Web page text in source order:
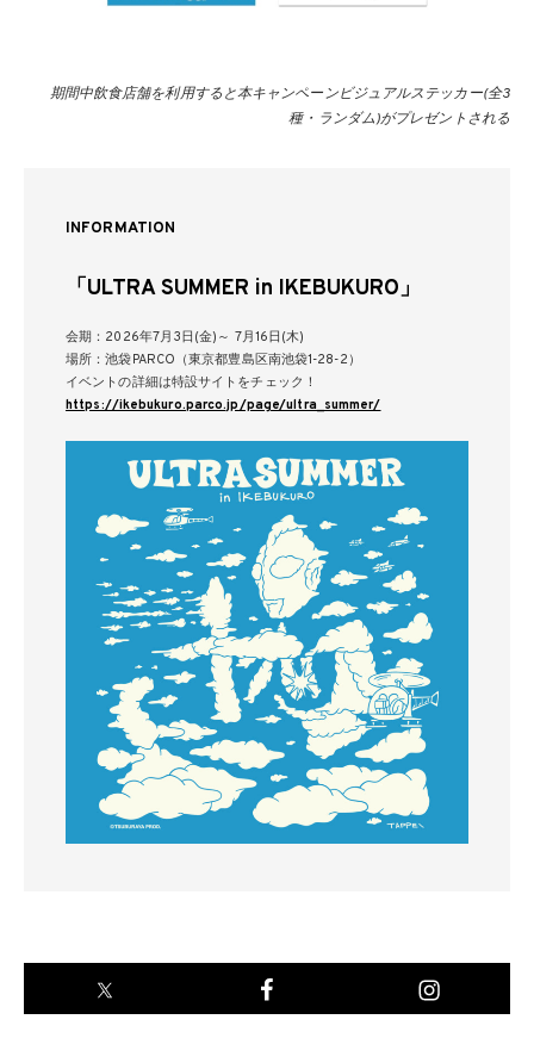
期間中飲食店舗を利用すると本キャンペーンビジュアルステッカー(全3
種・ランダム)がプレゼントされる
INFORMATION
「ULTRA SUMMER in IKEBUKURO」
会期：2026年7月3日(金)～ 7月16日(木)
場所：池袋PARCO（東京都豊島区南池袋1-28-2）
イベントの詳細は特設サイトをチェック！
https://ikebukuro.parco.jp/page/ultra_summer/